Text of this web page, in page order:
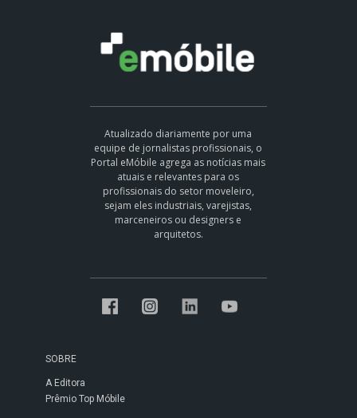
Atualizado diariamente por uma
equipe de jornalistas profissionais, o
Portal eMóbile agrega as notícias mais
atuais e relevantes para os
profissionais do setor moveleiro,
sejam eles industriais, varejistas,
marceneiros ou designers e
arquitetos.
SOBRE
A Editora
Prêmio Top Móbile